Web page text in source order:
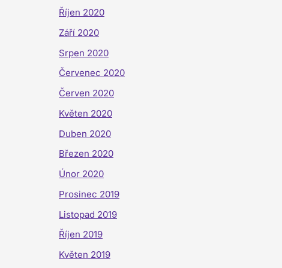
Říjen 2020
Září 2020
Srpen 2020
Červenec 2020
Červen 2020
Květen 2020
Duben 2020
Březen 2020
Únor 2020
Prosinec 2019
Listopad 2019
Říjen 2019
Květen 2019